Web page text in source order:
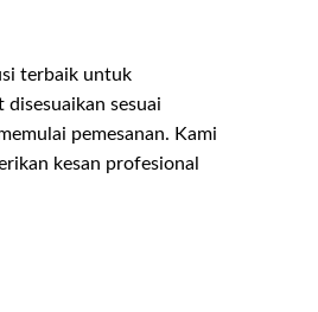
terbaik untuk
sesuai
pemesanan. Kami
kesan profesional